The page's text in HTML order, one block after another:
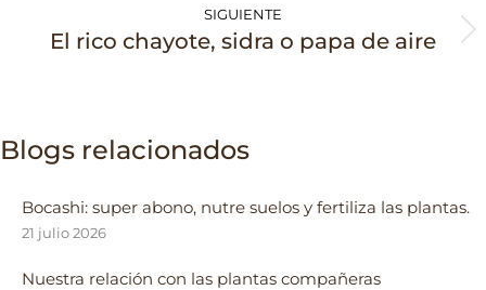
SIGUIENTE
Publicación
siguiente:
El rico chayote, sidra o papa de aire
Blogs relacionados
Bocashi: super abono, nutre suelos y fertiliza las plantas.
21 julio 2026
Nuestra relación con las plantas compañeras